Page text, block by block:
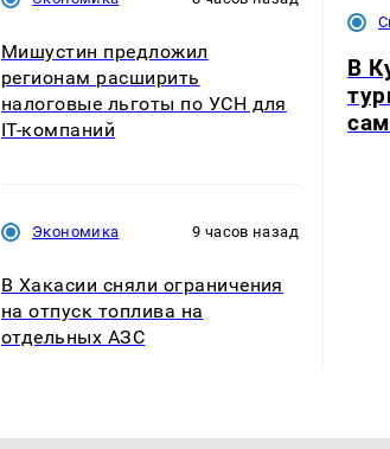
Мишустин предложил
регионам расширить
налоговые льготы по УСН для
IT-компаний
Экономика 9 часов назад
В Хакасии сняли ограничения
на отпуск топлива на
отдельных АЗС
В